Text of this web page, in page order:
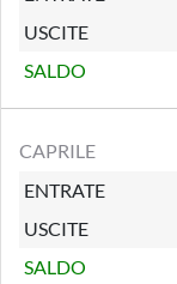
USCITE
SALDO
CAPRILE
ENTRATE
USCITE
SALDO